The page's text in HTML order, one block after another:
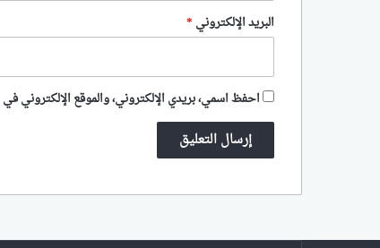
البريد الإلكتروني *
احفظ اسمي، بريدي الإلكتروني، والموقع الإلكتروني